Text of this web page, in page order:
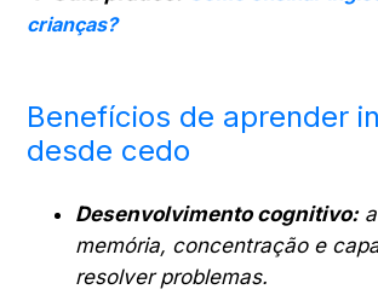
crianças?
Benefícios de aprender
desde cedo
Desenvolvimento cognitivo:
memória, concentração e
resolver problemas.